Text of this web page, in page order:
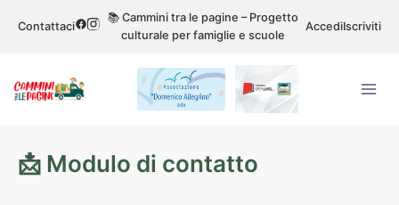
Contattaci
📚 Cammini tra le pagine – Progetto
culturale per famiglie e scuole
AccediIscriviti
📩 Modulo di contatto